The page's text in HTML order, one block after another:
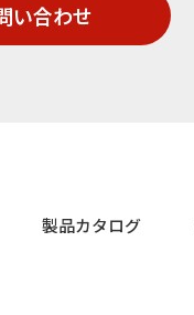
い合わせ
製品カタログ